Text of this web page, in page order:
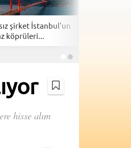
şirket İstanbul'un
köprüleri...
hisse alım